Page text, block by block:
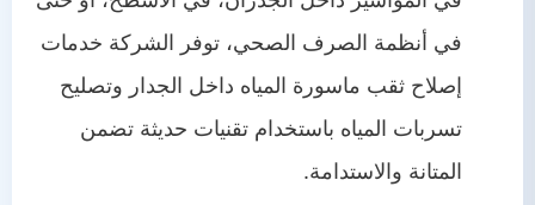
في أنظمة الصرف الصحي، توفر الشركة خدمات
إصلاح ثقب ماسورة المياه داخل الجدار وتصليح
تسربات المياه باستخدام تقنيات حديثة تضمن
المتانة والاستدامة.